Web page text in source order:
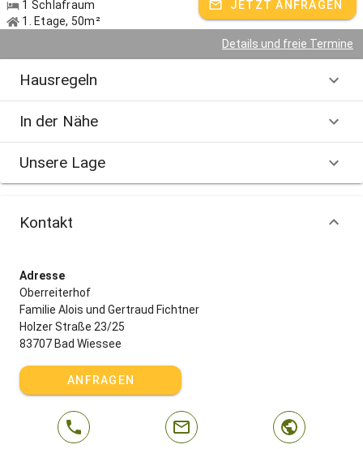
1 Schlafraum
1. Etage, 50m²
JETZT ANFRAGEN
Details und freie Termine
Hausregeln
In der Nähe
Unsere Lage
Kontakt
Adresse
Oberreiterhof
Familie Alois und Gertraud Fichtner
Holzer Straße 23/25
83707 Bad Wiessee
ANFRAGEN